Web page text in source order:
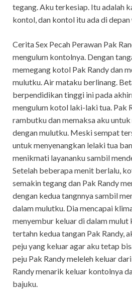
tegang. Aku terkesiap. Itu adalah
kontol, dan kontol itu ada di depan
Cerita Sex Pecah Perawan Pak
mengulum kontolnya. Dengan
memegang kotol Pak Randy dan
mulutku. Air mataku berlinang.
berpendidikan tinggi ini pada
mengulum kotol laki-laki tua. Pak
rambutku dan memaksa aku
dengan mulutku. Meski sempat
untuk menyenangkan lelaki tua
menikmati layananku sambil
Setelah beberapa menit berlalu,
semakin tegang dan Pak Randy
dengan kedua tangnnya sambil
dalam mulutku. Dia mencapai
menyembur keluar di dalam mulut
tertahn kedua tangan Pak Randy,
peju yang keluar agar aku tetap
peju Pak Randy meleleh keluar
Randy menarik keluar kontolnya
bajuku.